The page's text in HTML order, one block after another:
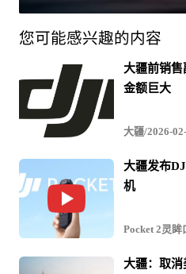
您可能感兴趣的内容
大疆前销
金额巨大
大疆/2026-
大疆发布
机
Pocket 2灵眸
大疆：取